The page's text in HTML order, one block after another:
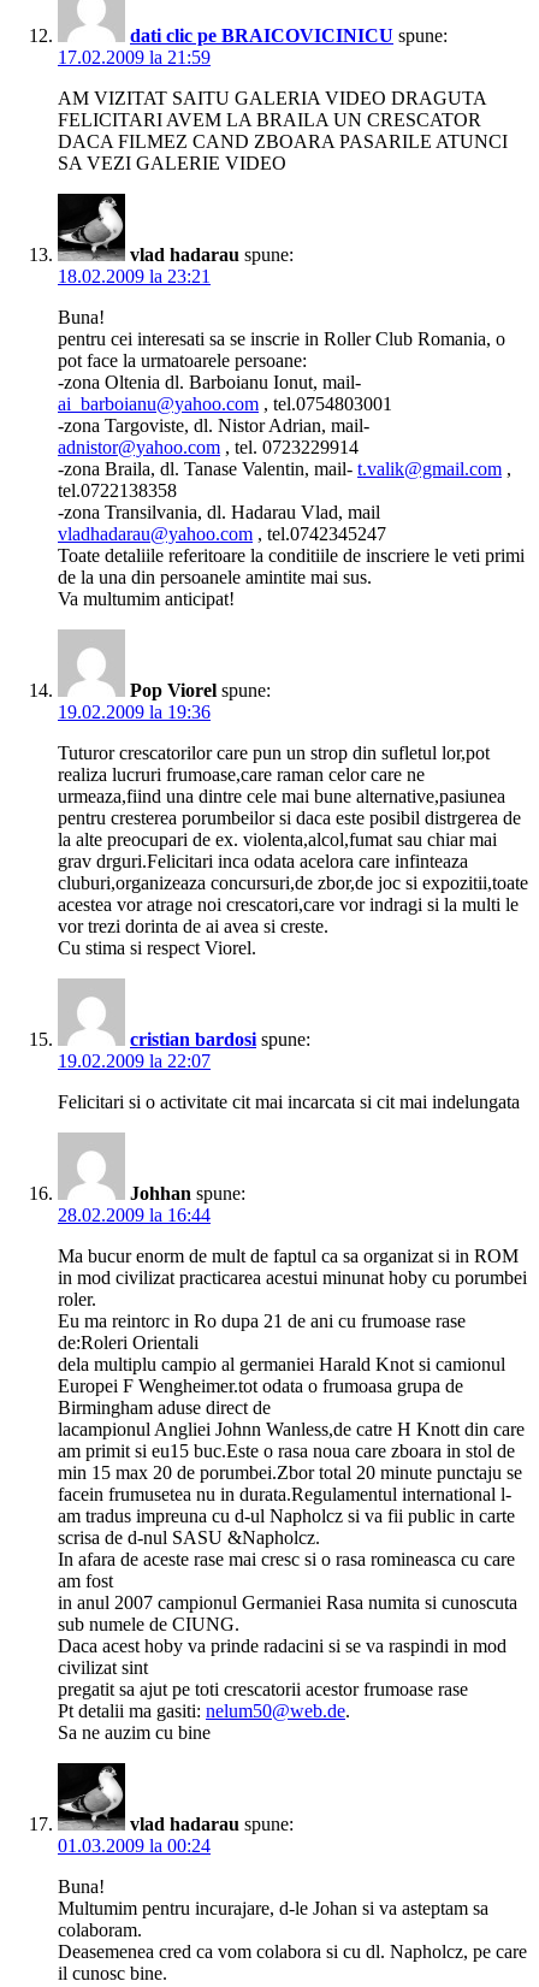
dati clic pe BRAICOVICINICU spune:
17.02.2009 la 21:59
AM VIZITAT SAITU GALERIA VIDEO DRAGUTA
FELICITARI AVEM LA BRAILA UN CRESCATOR
DACA FILMEZ CAND ZBOARA PASARILE ATUNCI
SA VEZI GALERIE VIDEO
vlad hadarau spune:
18.02.2009 la 23:21
Buna!
pentru cei interesati sa se inscrie in Roller Club Romania, o
pot face la urmatoarele persoane:
-zona Oltenia dl. Barboianu Ionut, mail-
ai_barboianu@yahoo.com , tel.0754803001
-zona Targoviste, dl. Nistor Adrian, mail-
adnistor@yahoo.com , tel. 0723229914
-zona Braila, dl. Tanase Valentin, mail- t.valik@gmail.com ,
tel.0722138358
-zona Transilvania, dl. Hadarau Vlad, mail
vladhadarau@yahoo.com , tel.0742345247
Toate detaliile referitoare la conditiile de inscriere le veti primi
de la una din persoanele amintite mai sus.
Va multumim anticipat!
Pop Viorel spune:
19.02.2009 la 19:36
Tuturor crescatorilor care pun un strop din sufletul lor,pot
realiza lucruri frumoase,care raman celor care ne
urmeaza,fiind una dintre cele mai bune alternative,pasiunea
pentru cresterea porumbeilor si daca este posibil distrgerea de
la alte preocupari de ex. violenta,alcol,fumat sau chiar mai
grav drguri.Felicitari inca odata acelora care infinteaza
cluburi,organizeaza concursuri,de zbor,de joc si expozitii,toate
acestea vor atrage noi crescatori,care vor indragi si la multi le
vor trezi dorinta de ai avea si creste.
Cu stima si respect Viorel.
cristian bardosi spune:
19.02.2009 la 22:07
Felicitari si o activitate cit mai incarcata si cit mai indelungata
Johhan spune:
28.02.2009 la 16:44
Ma bucur enorm de mult de faptul ca sa organizat si in ROM
in mod civilizat practicarea acestui minunat hoby cu porumbei
roler.
Eu ma reintorc in Ro dupa 21 de ani cu frumoase rase
de:Roleri Orientali
dela multiplu campio al germaniei Harald Knot si camionul
Europei F Wengheimer.tot odata o frumoasa grupa de
Birmingham aduse direct de
lacampionul Angliei Johnn Wanless,de catre H Knott din care
am primit si eu15 buc.Este o rasa noua care zboara in stol de
min 15 max 20 de porumbei.Zbor total 20 minute punctaju se
facein frumusetea nu in durata.Regulamentul international l-
am tradus impreuna cu d-ul Napholcz si va fii public in carte
scrisa de d-nul SASU &Napholcz.
In afara de aceste rase mai cresc si o rasa romineasca cu care
am fost
in anul 2007 campionul Germaniei Rasa numita si cunoscuta
sub numele de CIUNG.
Daca acest hoby va prinde radacini si se va raspindi in mod
civilizat sint
pregatit sa ajut pe toti crescatorii acestor frumoase rase
Pt detalii ma gasiti: nelum50@web.de.
Sa ne auzim cu bine
vlad hadarau spune:
01.03.2009 la 00:24
Buna!
Multumim pentru incurajare, d-le Johan si va asteptam sa
colaboram.
Deasemenea cred ca vom colabora si cu dl. Napholcz, pe care
il cunosc bine.